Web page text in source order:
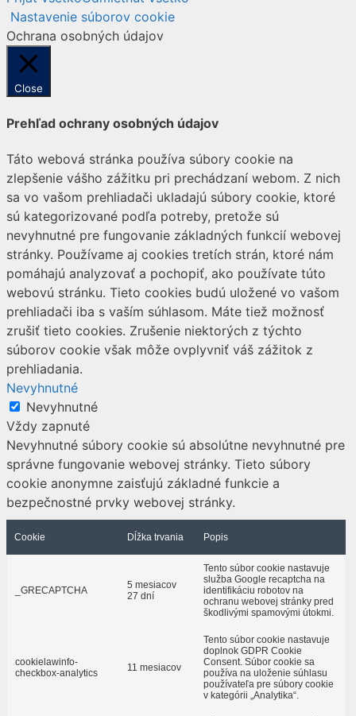
Nastavenie súborov cookie
Ochrana osobných údajov
Close
Prehľad ochrany osobných údajov
Táto webová stránka používa súbory cookie na
zlepšenie vášho zážitku pri prechádzaní webom. Z nich
sa vo vašom prehliadači ukladajú súbory cookie, ktoré
sú kategorizované podľa potreby, pretože sú
nevyhnutné pre fungovanie základných funkcií webovej
stránky. Používame aj cookies tretích strán, ktoré nám
pomáhajú analyzovať a pochopiť, ako používate túto
webovú stránku. Tieto cookies budú uložené vo vašom
prehliadači iba s vaším súhlasom. Máte tiež možnosť
zrušiť tieto cookies. Zrušenie niektorých z týchto
súborov cookie však môže ovplyvniť váš zážitok z
prehliadania.
Nevyhnutné
Nevyhnutné
Vždy zapnuté
Nevyhnutné súbory cookie sú absolútne nevyhnutné pre
správne fungovanie webovej stránky. Tieto súbory
cookie anonymne zaisťujú základné funkcie a
bezpečnostné prvky webovej stránky.
Cookie Dĺžka trvania Popis
_GRECAPTCHA
5 mesiacov
27 dní
Tento súbor cookie nastavuje
služba Google recaptcha na
identifikáciu robotov na
ochranu webovej stránky pred
škodlivými spamovými útokmi.
cookielawinfo-
checkbox-analytics
11 mesiacov
Tento súbor cookie nastavuje
doplnok GDPR Cookie
Consent. Súbor cookie sa
používa na uloženie súhlasu
používateľa pre súbory cookie
v kategórii „Analytika“.